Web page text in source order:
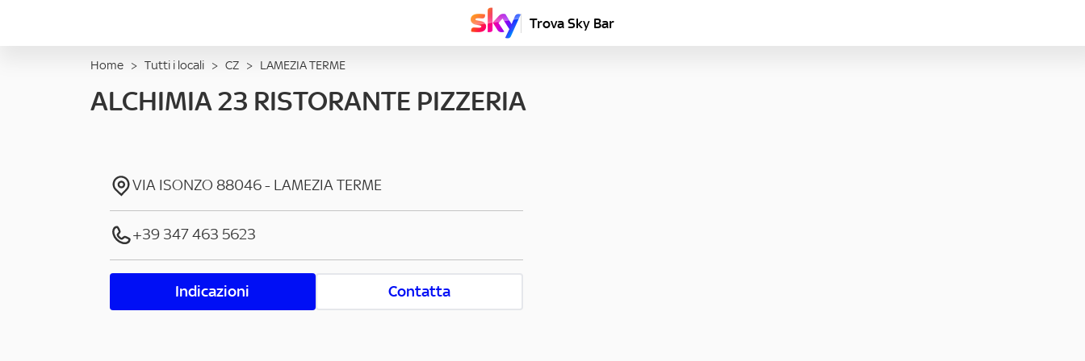
Trova Sky Bar
Home > Tutti i locali > CZ > LAMEZIA TERME
ALCHIMIA 23 RISTORANTE PIZZERIA
VIA ISONZO 88046- LAMEZIA TERME
+39 347 463 5623
Indicazioni Contatta